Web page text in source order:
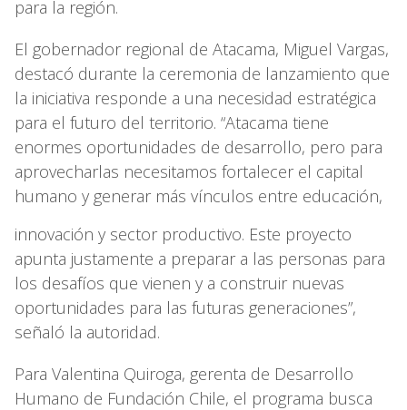
para la región.
El gobernador regional de Atacama, Miguel Vargas,
destacó durante la ceremonia de lanzamiento que
la iniciativa responde a una necesidad estratégica
para el futuro del territorio. “Atacama tiene
enormes oportunidades de desarrollo, pero para
aprovecharlas necesitamos fortalecer el capital
humano y generar más vínculos entre educación,
innovación y sector productivo. Este proyecto
apunta justamente a preparar a las personas para
los desafíos que vienen y a construir nuevas
oportunidades para las futuras generaciones”,
señaló la autoridad.
Para Valentina Quiroga, gerenta de Desarrollo
Humano de Fundación Chile, el programa busca